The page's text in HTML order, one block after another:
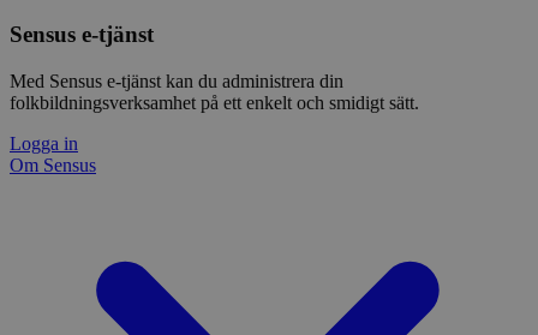
Sensus e-tjänst
Med Sensus e-tjänst kan du administrera din
folkbildningsverksamhet på ett enkelt och smidigt sätt.
Logga in
Om Sensus